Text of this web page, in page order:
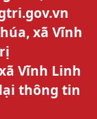
xã Vĩnh
Vĩnh Linh
thông tin